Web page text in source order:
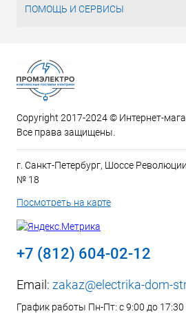
ПОМОЩЬ И СЕРВИСЫ
Copyright 2017-2024 © Интернет-
Все права защищены.
г. Санкт-Петербург, Шоссе
№ 18
Посмотреть на карте
+7 (812) 604-02-12
Email: zakaz@electrika-dom-
График работы Пн-Пт: с 9:00 до 17:30